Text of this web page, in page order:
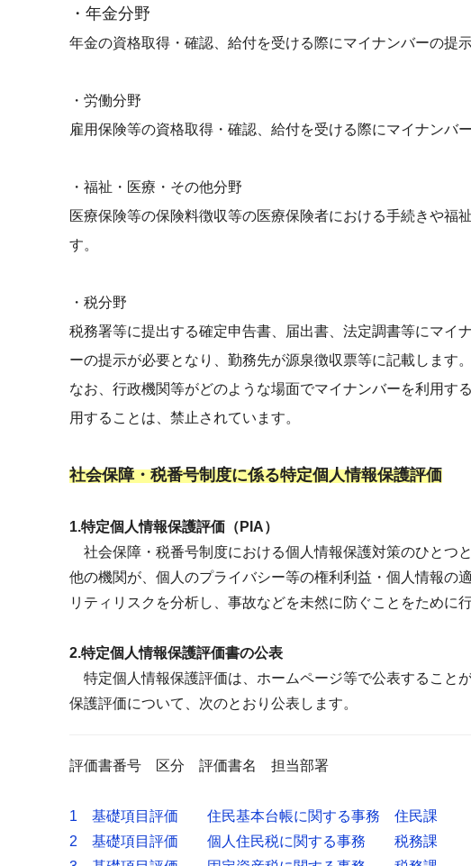
・年金分野
年金の資格取得・確認、給付を受ける際にマイナンバーの提
・労働分野
雇用保険等の資格取得・確認、給付を受ける際にマイナンバ
・福祉・医療・その他分野
医療保険等の保険料徴収等の医療保険者における手続きや福
す。
・税分野
税務署等に提出する確定申告書、届出書、法定調書等にマイ
ーの提示が必要となり、勤務先が源泉徴収票等に記載します。
なお、行政機関等がどのような場面でマイナンバーを利用す
用することは、禁止されています。
社会保障・税番号制度に係る特定個人情報保護評価
1.特定個人情報保護評価（PIA）
社会保障・税番号制度における個人情報保護対策のひとつ
他の機関が、個人のプライバシー等の権利利益・個人情報の
リティリスクを分析し、事故などを未然に防ぐことをために
2.特定個人情報保護評価書の公表
特定個人情報保護評価は、ホームページ等で公表すること
保護評価について、次のとおり公表します。
評価書番号 区分 評価書名 担当部署
1 基礎項目評価 住民基本台帳に関する事務 住民課
2 基礎項目評価 個人住民税に関する事務 税務課